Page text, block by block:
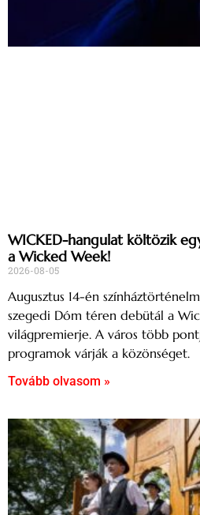
WICKED-hangulat költözik
a Wicked Week!
2026-08-05
Augusztus 14-én
szegedi Dóm téren debütál a
világpremierje. A város több
programok várják a közönséget.
Tovább olvasom »